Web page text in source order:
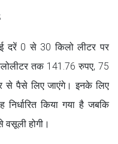
दरें 0 से 30 किलो लीटर पर
तक 141.76 रुपए, 75
से पैसे लिए जाएंगे। इनके लिए
किया गया है जबकि
होगी।